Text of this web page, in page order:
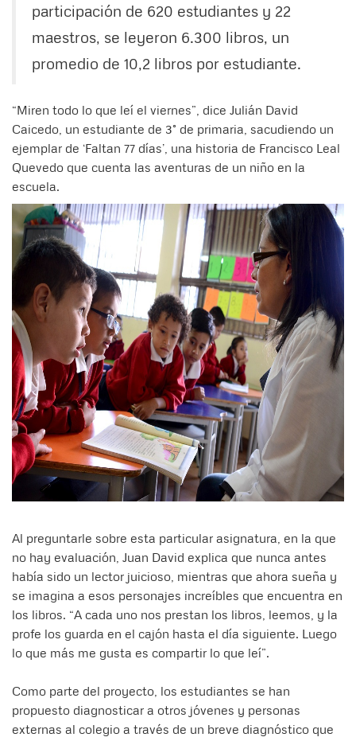
participación de 620 estudiantes y 22
maestros, se leyeron 6.300 libros, un
promedio de 10,2 libros por estudiante.
“Miren todo lo que leí el viernes”, dice Julián David
Caicedo, un estudiante de 3° de primaria, sacudiendo un
ejemplar de ‘Faltan 77 días’, una historia de Francisco Leal
Quevedo que cuenta las aventuras de un niño en la
escuela.
Al preguntarle sobre esta particular asignatura, en la que
no hay evaluación, Juan David explica que nunca antes
había sido un lector juicioso, mientras que ahora sueña y
se imagina a esos personajes increíbles que encuentra en
los libros. “A cada uno nos prestan los libros, leemos, y la
profe los guarda en el cajón hasta el día siguiente. Luego
lo que más me gusta es compartir lo que leí”.
Como parte del proyecto, los estudiantes se han
propuesto diagnosticar a otros jóvenes y personas
externas al colegio a través de un breve diagnóstico que